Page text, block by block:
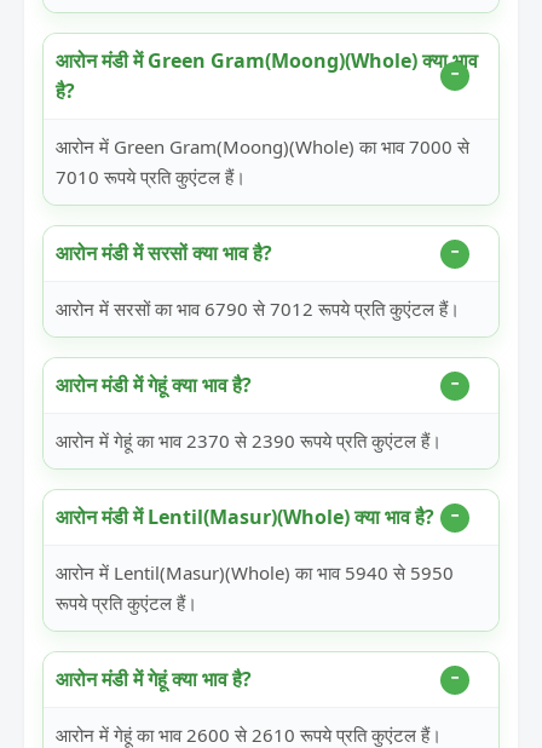
आरोन मंडी में Green Gram(Moong)(Whole) क्या भाव
है?
आरोन में Green Gram(Moong)(Whole) का भाव 7000 से
7010 रूपये प्रति कुएंटल हैं।
आरोन मंडी में सरसों क्या भाव है?
आरोन में सरसों का भाव 6790 से 7012 रूपये प्रति कुएंटल हैं।
आरोन मंडी में गेहूं क्या भाव है?
आरोन में गेहूं का भाव 2370 से 2390 रूपये प्रति कुएंटल हैं।
आरोन मंडी में Lentil(Masur)(Whole) क्या भाव है?
आरोन में Lentil(Masur)(Whole) का भाव 5940 से 5950
रूपये प्रति कुएंटल हैं।
आरोन मंडी में गेहूं क्या भाव है?
आरोन में गेहूं का भाव 2600 से 2610 रूपये प्रति कुएंटल हैं।